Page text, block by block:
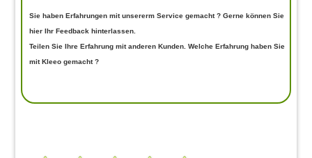
Sie haben Erfahrungen mit unsererm Service gemacht ? Gerne können Sie
hier Ihr Feedback hinterlassen.
Teilen Sie Ihre Erfahrung mit anderen Kunden. Welche Erfahrung haben Sie
mit Kleeo gemacht ?